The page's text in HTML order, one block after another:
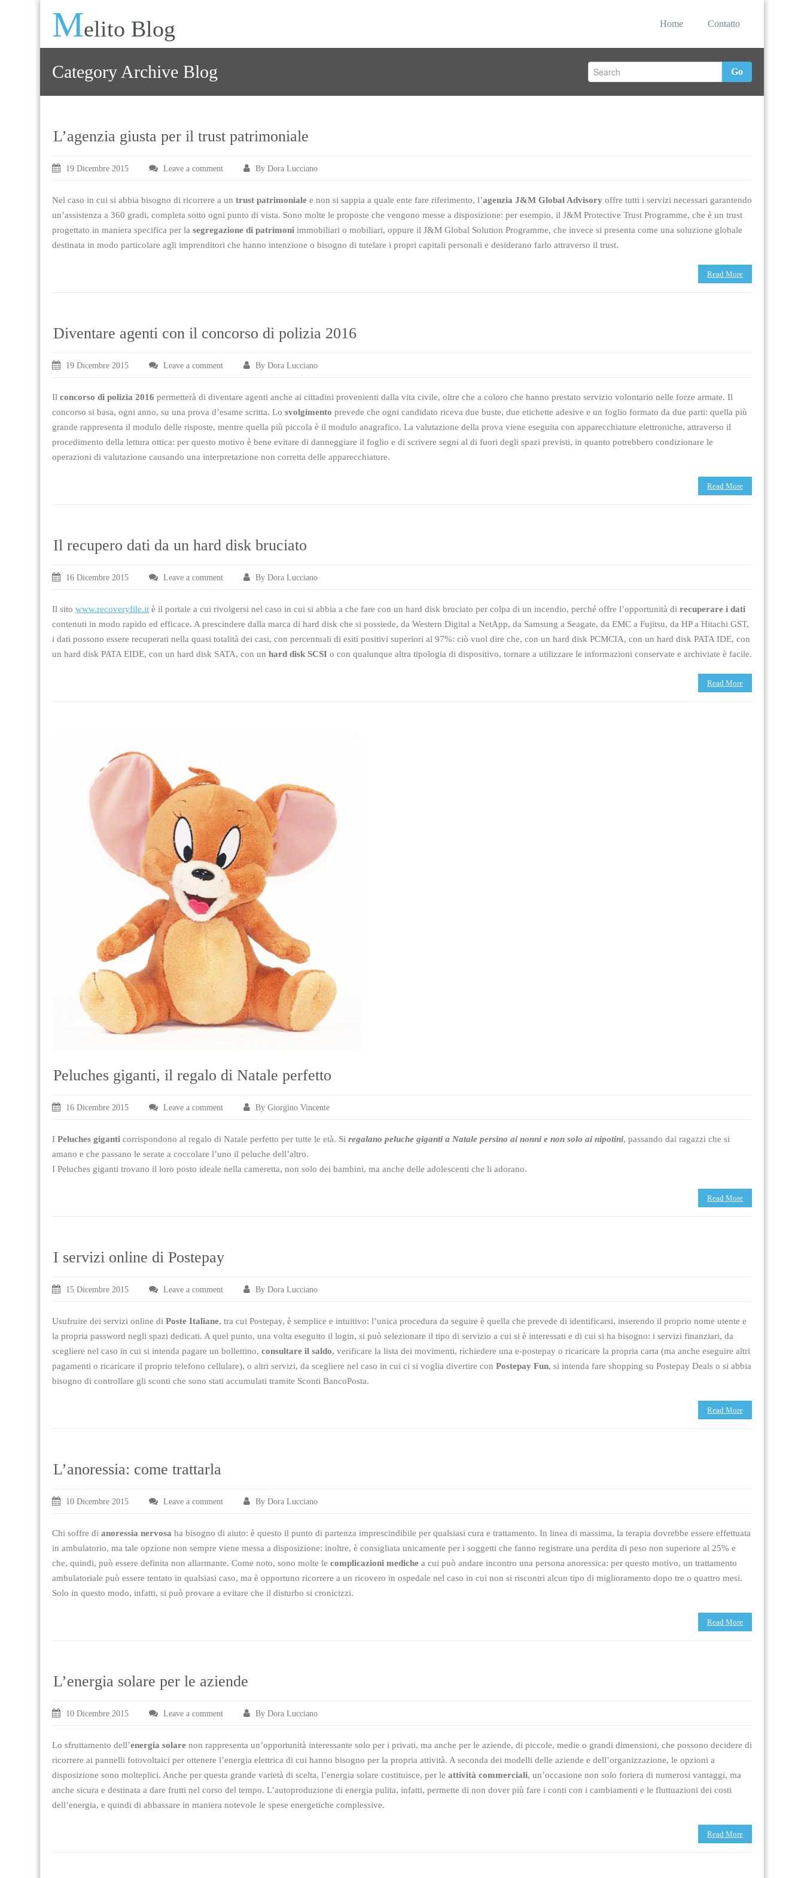
Melito Blog Home Contatto
Category Archive Blog Go
L’agenzia giusta per il trust patrimoniale
19 Dicembre 2015 Leave a comment By Dora Lucciano
Nel caso in cui si abbia bisogno di ricorrere a un trust patrimoniale e non si sappia a quale ente fare riferimento, l’agenzia J&M Global Advisory offre tutti i servizi necessari garantendo
un’assistenza a 360 gradi, completa sotto ogni punto di vista. Sono molte le proposte che vengono messe a disposizione: per esempio, il J&M Protective Trust Programme, che è un trust
progettato in maniera specifica per la segregazione di patrimoni immobiliari o mobiliari, oppure il J&M Global Solution Programme, che invece si presenta come una soluzione globale
destinata in modo particolare agli imprenditori che hanno intenzione o bisogno di tutelare i propri capitali personali e desiderano farlo attraverso il trust.
Read More
Diventare agenti con il concorso di polizia 2016
19 Dicembre 2015 Leave a comment By Dora Lucciano
Il concorso di polizia 2016 permetterà di diventare agenti anche ai cittadini provenienti dalla vita civile, oltre che a coloro che hanno prestato servizio volontario nelle forze armate. Il
concorso si basa, ogni anno, su una prova d’esame scritta. Lo svolgimento prevede che ogni candidato riceva due buste, due etichette adesive e un foglio formato da due parti: quella più
grande rappresenta il modulo delle risposte, mentre quella più piccola è il modulo anagrafico. La valutazione della prova viene eseguita con apparecchiature elettroniche, attraverso il
procedimento della lettura ottica: per questo motivo è bene evitare di danneggiare il foglio e di scrivere segni al di fuori degli spazi previsti, in quanto potrebbero condizionare le
operazioni di valutazione causando una interpretazione non corretta delle apparecchiature.
Read More
Il recupero dati da un hard disk bruciato
16 Dicembre 2015 Leave a comment By Dora Lucciano
Il sito www.recoveryfile.it è il portale a cui rivolgersi nel caso in cui si abbia a che fare con un hard disk bruciato per colpa di un incendio, perché offre l’opportunità di recuperare i dati
contenuti in modo rapido ed efficace. A prescindere dalla marca di hard disk che si possiede, da Western Digital a NetApp, da Samsung a Seagate, da EMC a Fujitsu, da HP a Hitachi GST,
i dati possono essere recuperati nella quasi totalità dei casi, con percentuali di esiti positivi superiori al 97%: ciò vuol dire che, con un hard disk PCMCIA, con un hard disk PATA IDE, con
un hard disk PATA EIDE, con un hard disk SATA, con un hard disk SCSI o con qualunque altra tipologia di dispositivo, tornare a utilizzare le informazioni conservate e archiviate è facile.
Read More
Peluches giganti, il regalo di Natale perfetto
16 Dicembre 2015 Leave a comment By Giorgino Vincente
I Peluches giganti corrispondono al regalo di Natale perfetto per tutte le età. Si regalano peluche giganti a Natale persino ai nonni e non solo ai nipotini, passando dai ragazzi che si
amano e che passano le serate a coccolare l’uno il peluche dell’altro.
I Peluches giganti trovano il loro posto ideale nella cameretta, non solo dei bambini, ma anche delle adolescenti che li adorano.
Read More
I servizi online di Postepay
15 Dicembre 2015 Leave a comment By Dora Lucciano
Usufruire dei servizi online di Poste Italiane, tra cui Postepay, è semplice e intuitivo: l’unica procedura da seguire è quella che prevede di identificarsi, inserendo il proprio nome utente e
la propria password negli spazi dedicati. A quel punto, una volta eseguito il login, si può selezionare il tipo di servizio a cui si è interessati e di cui si ha bisogno: i servizi finanziari, da
scegliere nel caso in cui si intenda pagare un bollettino, consultare il saldo, verificare la lista dei movimenti, richiedere una e-postepay o ricaricare la propria carta (ma anche eseguire altri
pagamenti o ricaricare il proprio telefono cellulare), o altri servizi, da scegliere nel caso in cui ci si voglia divertire con Postepay Fun, si intenda fare shopping su Postepay Deals o si abbia
bisogno di controllare gli sconti che sono stati accumulati tramite Sconti BancoPosta.
Read More
L’anoressia: come trattarla
10 Dicembre 2015 Leave a comment By Dora Lucciano
Chi soffre di anoressia nervosa ha bisogno di aiuto: è questo il punto di partenza imprescindibile per qualsiasi cura e trattamento. In linea di massima, la terapia dovrebbe essere effettuata
in ambulatorio, ma tale opzione non sempre viene messa a disposizione: inoltre, è consigliata unicamente per i soggetti che fanno registrare una perdita di peso non superiore al 25% e
che, quindi, può essere definita non allarmante. Come noto, sono molte le complicazioni mediche a cui può andare incontro una persona anoressica: per questo motivo, un trattamento
ambulatoriale può essere tentato in qualsiasi caso, ma è opportuno ricorrere a un ricovero in ospedale nel caso in cui non si riscontri alcun tipo di miglioramento dopo tre o quattro mesi.
Solo in questo modo, infatti, si può provare a evitare che il disturbo si cronicizzi.
Read More
L’energia solare per le aziende
10 Dicembre 2015 Leave a comment By Dora Lucciano
Lo sfruttamento dell’energia solare non rappresenta un’opportunità interessante solo per i privati, ma anche per le aziende, di piccole, medie o grandi dimensioni, che possono decidere di
ricorrere ai pannelli fotovoltaici per ottenere l’energia elettrica di cui hanno bisogno per la propria attività. A seconda dei modelli delle aziende e dell’organizzazione, le opzioni a
disposizione sono molteplici. Anche per questa grande varietà di scelta, l’energia solare costituisce, per le attività commerciali, un’occasione non solo foriera di numerosi vantaggi, ma
anche sicura e destinata a dare frutti nel corso del tempo. L’autoproduzione di energia pulita, infatti, permette di non dover più fare i conti con i cambiamenti e le fluttuazioni dei costi
dell’energia, e quindi di abbassare in maniera notevole le spese energetiche complessive.
Read More